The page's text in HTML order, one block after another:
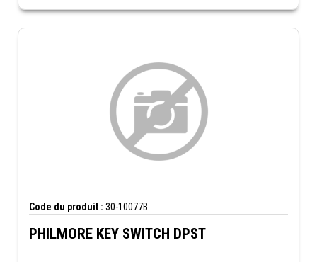
Code du produit : 30-10077B
PHILMORE KEY SWITCH DPST